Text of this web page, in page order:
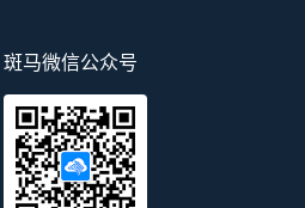
斑马微信公众号